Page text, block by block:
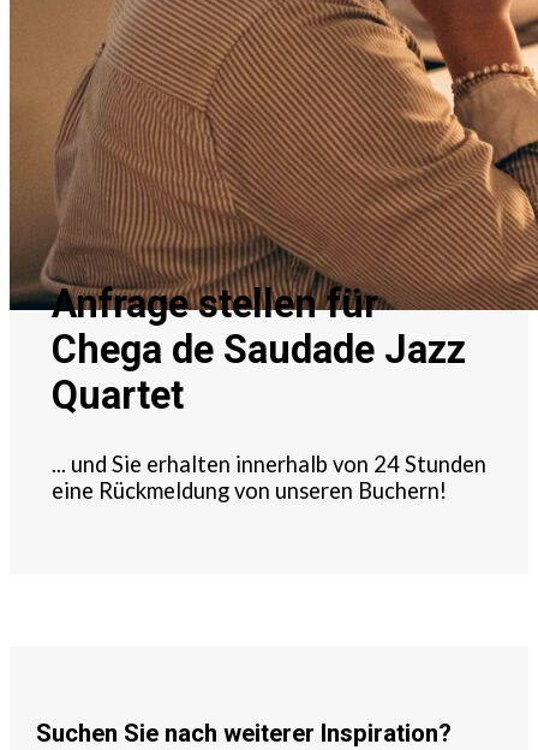
Anfrage stellen für
Chega de Saudade Jazz
Quartet
... und Sie erhalten innerhalb von 24 Stunden
eine Rückmeldung von unseren Buchern!
Suchen Sie nach weiterer Inspiration?